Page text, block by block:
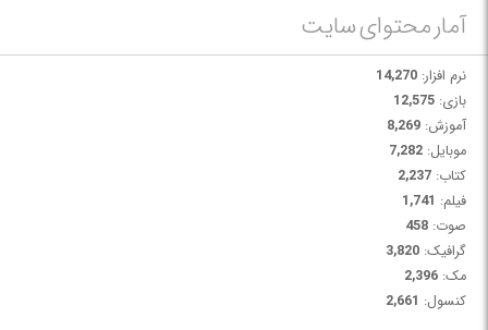
آمار محتوای سایت
نرم افزار: 14,270
بازی: 12,575
آموزش: 8,269
موبایل: 7,282
کتاب: 2,237
فیلم: 1,741
صوت: 458
گرافیک: 3,820
مک: 2,396
کنسول: 2,661